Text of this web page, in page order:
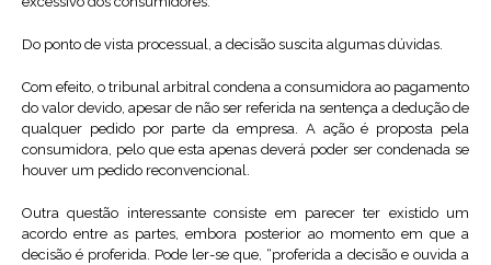
Do ponto de vista processual, a decisão suscita algumas dúvidas.
Com efeito, o tribunal arbitral condena a consumidora ao pagamento
do valor devido, apesar de não ser referida na sentença a dedução de
qualquer pedido por parte da empresa. A ação é proposta pela
consumidora, pelo que esta apenas deverá poder ser condenada se
houver um pedido reconvencional.
Outra questão interessante consiste em parecer ter existido um
acordo entre as partes, embora posterior ao momento em que a
decisão é proferida. Pode ler-se que, “proferida a decisão e ouvida a